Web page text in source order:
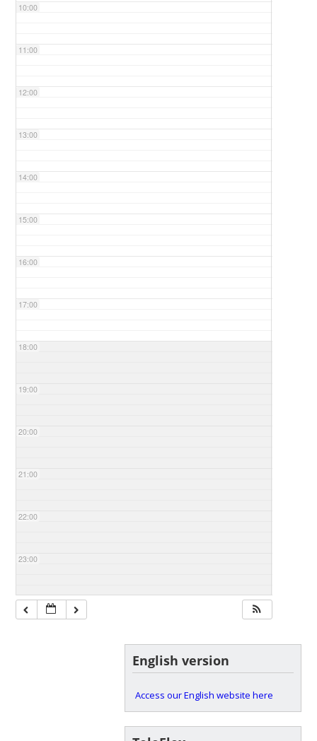
10:00
11:00
12:00
13:00
14:00
15:00
16:00
17:00
18:00
19:00
20:00
21:00
22:00
23:00
English version
Access our English website here